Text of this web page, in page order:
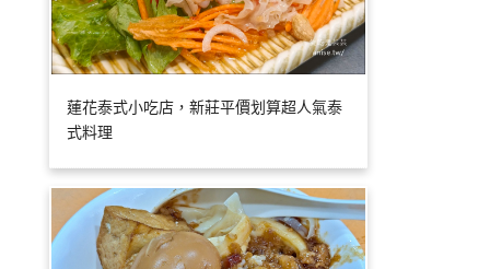
蓮花泰式小吃店，新莊平價划算超人氣泰
式料理